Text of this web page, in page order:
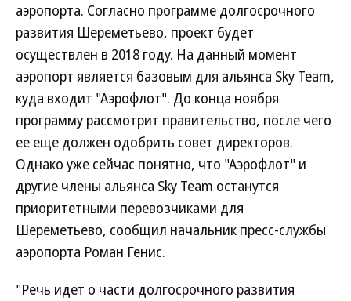
аэропорта. Согласно программе долгосрочного
развития Шереметьево, проект будет
осуществлен в 2018 году. На данный момент
аэропорт является базовым для альянса Sky Team,
куда входит "Аэрофлот". До конца ноября
программу рассмотрит правительство, после чего
ее еще должен одобрить совет директоров.
Однако уже сейчас понятно, что "Аэрофлот" и
другие члены альянса Sky Team останутся
приоритетными перевозчиками для
Шереметьево, сообщил начальник пресс-службы
аэропорта Роман Генис.
"Речь идет о части долгосрочного развития